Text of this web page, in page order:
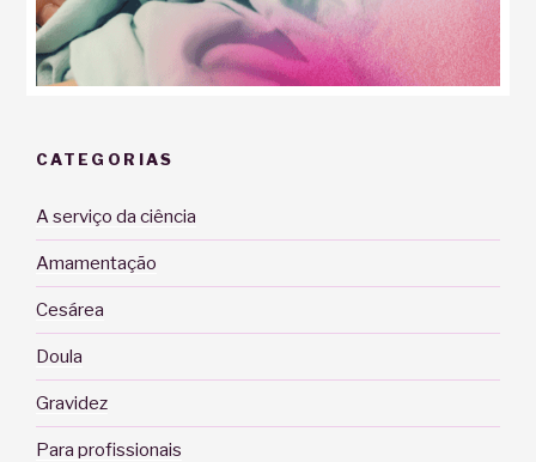
CATEGORIAS
A serviço da ciência
Amamentação
Cesárea
Doula
Gravidez
Para profissionais